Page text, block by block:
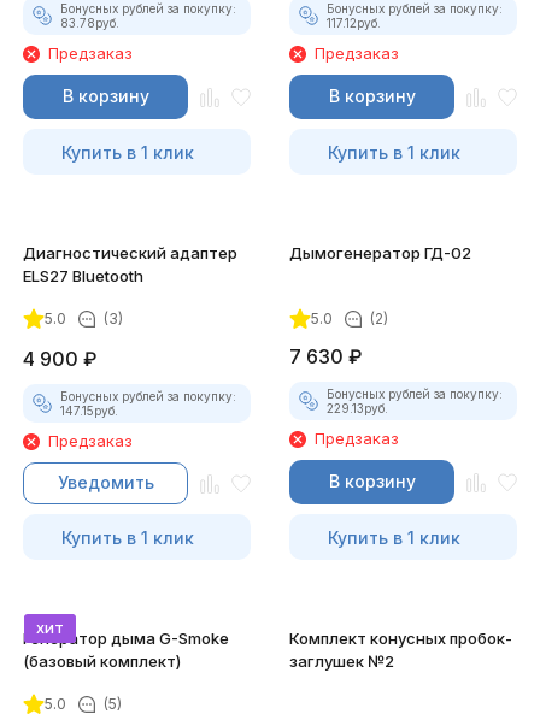
Бонусных рублей за покупку:
83.78руб.
Предзаказ
В корзину
Купить в 1 клик
Бонусных рублей за покупку:
117.12руб.
Предзаказ
В корзину
Купить в 1 клик
Диагностический адаптер
ELS27 Bluetooth
5.0 (3)
4 900 ₽
Бонусных рублей за покупку:
147.15руб.
Предзаказ
Уведомить
Купить в 1 клик
Дымогенератор ГД-02
5.0 (2)
7 630 ₽
Бонусных рублей за покупку:
229.13руб.
Предзаказ
В корзину
Купить в 1 клик
хит
Генератор дыма G-Smoke
(базовый комплект)
5.0 (5)
Комплект конусных пробок-
заглушек №2